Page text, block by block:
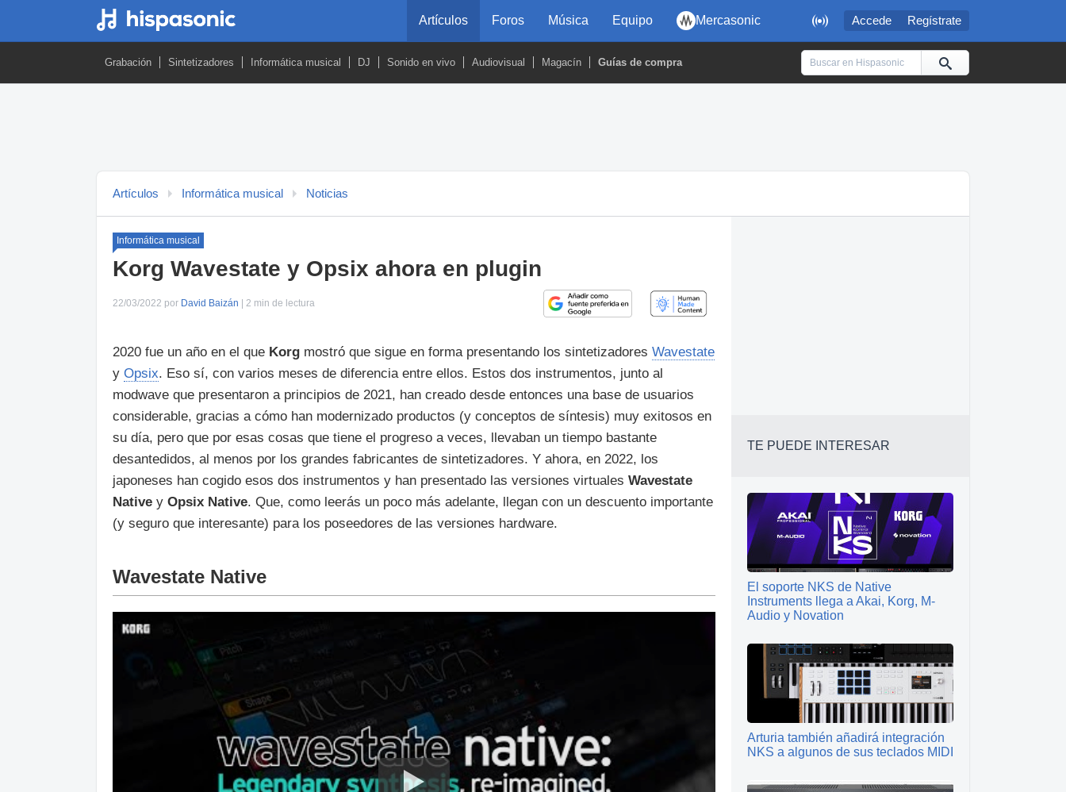
 Accede Regístrate
Artículos Foros Música Equipo Mercasonic
Grabación Sintetizadores Informática musical DJ Sonido en vivo Audiovisual Magacín Guías de compra
Artículos Informática musical Noticias
Informática musical
Korg Wavestate y Opsix ahora en plugin
22/03/2022 por David Baizán | 2 min de lectura
2020 fue un año en el que Korg mostró que sigue en forma presentando los sintetizadores Wavestate
y Opsix. Eso sí, con varios meses de diferencia entre ellos. Estos dos instrumentos, junto al
modwave que presentaron a principios de 2021, han creado desde entonces una base de usuarios
considerable, gracias a cómo han modernizado productos (y conceptos de síntesis) muy exitosos en
su día, pero que por esas cosas que tiene el progreso a veces, llevaban un tiempo bastante
desantedidos, al menos por los grandes fabricantes de sintetizadores. Y ahora, en 2022, los
japoneses han cogido esos dos instrumentos y han presentado las versiones virtuales Wavestate
Native y Opsix Native. Que, como leerás un poco más adelante, llegan con un descuento importante
(y seguro que interesante) para los poseedores de las versiones hardware.
Wavestate Native
TE PUEDE INTERESAR
El soporte NKS de Native
Instruments llega a Akai, Korg, M-
Audio y Novation
Arturia también añadirá integración
NKS a algunos de sus teclados MIDI